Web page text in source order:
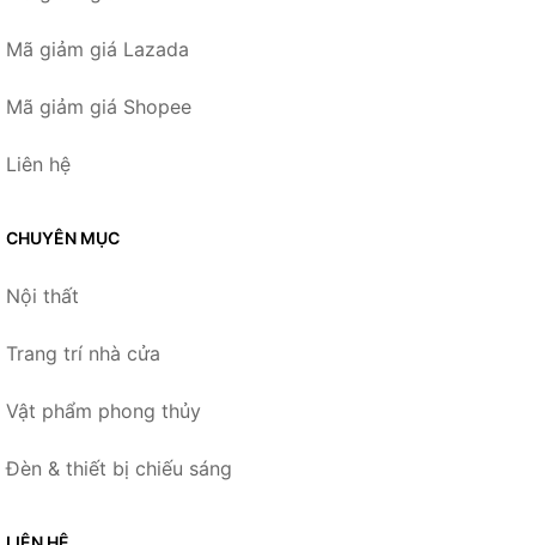
Mã giảm giá Lazada
Mã giảm giá Shopee
Liên hệ
CHUYÊN MỤC
Nội thất
Trang trí nhà cửa
Vật phẩm phong thủy
Đèn & thiết bị chiếu sáng